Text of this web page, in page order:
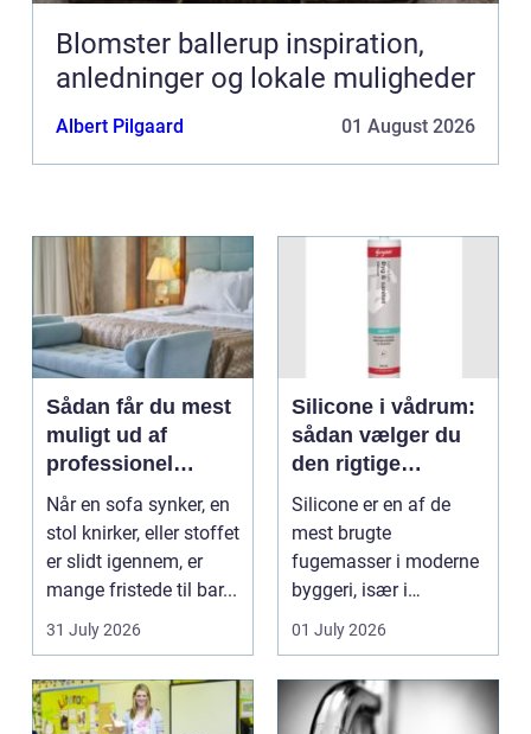
Blomster ballerup inspiration,
anledninger og lokale muligheder
Albert Pilgaard 01 August 2026
Sådan får du mest
muligt ud af
professionel
møbelpolstring
Når en sofa synker, en
stol knirker, eller stoffet
er slidt igennem, er
mange fristede til bar...
31 July 2026
Silicone i vådrum:
sådan vælger du
den rigtige
fugemasse
Silicone er en af de
mest brugte
fugemasser i moderne
byggeri, især i
badeværelser,
køkkener og andr...
01 July 2026